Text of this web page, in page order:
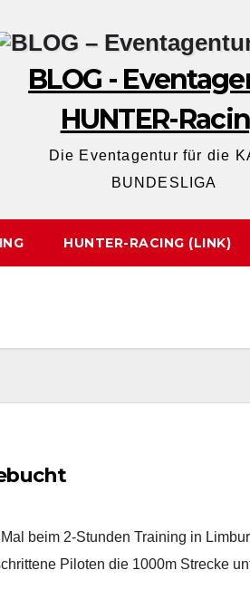
BLOG -
HUNTER-
Die Eventagentur für die
BUNDESLIGA
HUNTER-RACING (LINK)
beim 2-Stunden Training in
Piloten die 1000m Strecke